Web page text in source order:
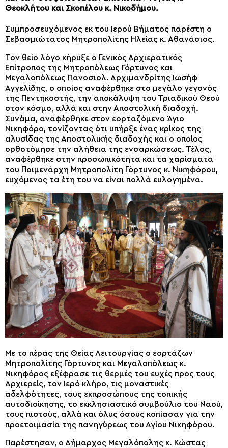
Θεοκλήτου και Σκοπέλου κ. Νικοδήμου.
Συμπροσευχόμενος εκ του Ιερού Βήματος παρέστη ο
Σεβασμιώτατος Μητροπολίτης Ηλείας κ. Αθανάσιος.
Τον θείο λόγο κήρυξε o Γενικός Αρχιερατικός
Επίτροπος της Μητροπόλεως Γόρτυνος και
Μεγαλοπόλεως Πανοσιολ. Αρχιμανδρίτης Ιωσήφ
Αγγελίδης, ο οποίος αναφέρθηκε στο μεγάλο γεγονός
της Πεντηκοστής, την αποκάλυψη του Τριαδικού Θεού
στον κόσμο, αλλά και στην Αποστολική διαδοχή.
Συνάμα, αναφέρθηκε στον εορταζόμενο Άγιο
Νικηφόρο, τονίζοντας ότι υπήρξε ένας κρίκος της
αλυσίδας της Αποστολικής διαδοχής και ο οποίος
ορθοτόμησε την αλήθεια της ενσαρκώσεως. Τέλος,
αναφέρθηκε στην προσωπικότητα και τα χαρίσματα
του Ποιμενάρχη Μητροπολίτη Γόρτυνος κ. Νικηφόρου,
ευχόμενος τα έτη του να είναι πολλά ευλογημένα.
Με το πέρας της Θείας Λειτουργίας ο εορτάζων
Μητροπολίτης Γόρτυνος και Μεγαλοπόλεως κ.
Νικηφόρος εξέφρασε τις θερμές του ευχές προς τους
Αρχιερείς, τον Ιερό κλήρο, τις μοναστικές
αδελφότητες, τους εκπροσώπους της τοπικής
αυτοδιοίκησης, το εκκλησιαστικό συμβούλιο του Ναού,
τους πιστούς, αλλά και όλυς όσους κοπίασαν για την
προετοιμασία της πανηγύρεως του Αγίου Νικηφόρου.
Παρέστησαν, ο Δήμαρχος Μεγαλόπολης κ. Κώστας